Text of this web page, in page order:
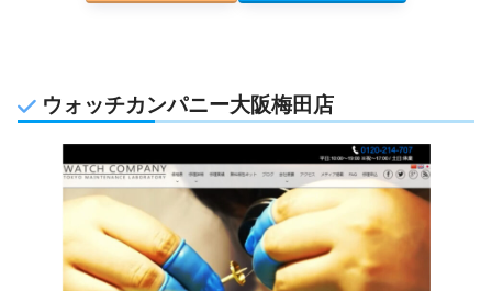
ウォッチカンパニー大阪梅田店